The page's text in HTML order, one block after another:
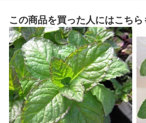
この商品を買った人にはこち